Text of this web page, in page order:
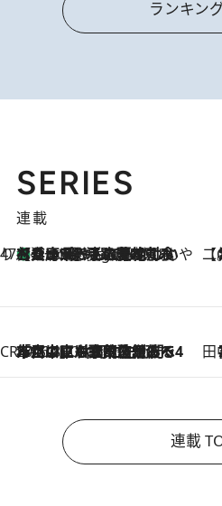
ランキン
SERIES
連載
47都道府県の手みやげ ひんやりスイーツで夏を満喫
4 Hours Ago
【兵庫県】この夏絶対食べたい 冷やしておいしいおやつ3選 淡路島の恵みをジェラートに集約 【
CREA'S CHOICE
2026.8.7
「立川にも歌舞伎があるんだよ」 片岡仁左衛門・市川中車ら豪華座組みで4年目の立川立飛歌舞伎へ 田「
連載